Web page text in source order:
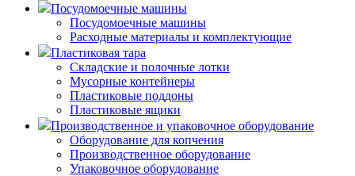
Посудомоечные машины
Посудомоечные машины
Расходные материалы и комплектующие
Пластиковая тара
Складские и полочные лотки
Мусорные контейнеры
Пластиковые поддоны
Пластиковые ящики
Производственное и упаковочное оборудование
Оборудование для копчения
Производственное оборудование
Упаковочное оборудование